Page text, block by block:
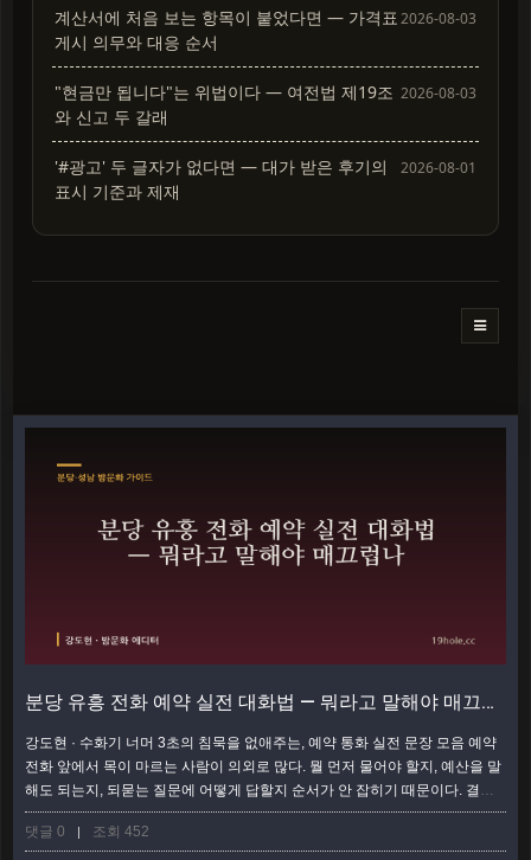
계산서에 처음 보는 항목이 붙었다면 — 가격표
게시 의무와 대응 순서
2026-08-03
"현금만 됩니다"는 위법이다 — 여전법 제19조
와 신고 두 갈래
2026-08-03
'#광고' 두 글자가 없다면 — 대가 받은 후기의
표시 기준과 제재
2026-08-01
분당 유흥 전화 예약 실전 대화법 — 뭐라고 말해야 매끄럽나
강도현 · 수화기 너머 3초의 침묵을 없애주는, 예약 통화 실전 문장 모음 예약
전화 앞에서 목이 마르는 사람이 의외로 많다. 뭘 먼저 물어야 할지, 예산을 말
해도 되는지, 되묻는 질문에 어떻게 답할지 순서가 안 잡히기 때문이다. 결론
부터 말하면 통화는 30초면 끝난다. 순서만 알면 된다. 오늘은 내가 현장에서
수백 번 걸어본 통화를 실제 대화 스크립트로 옮겨, 그대로 읽으면 되게 만들
댓글 0 | 조회 452